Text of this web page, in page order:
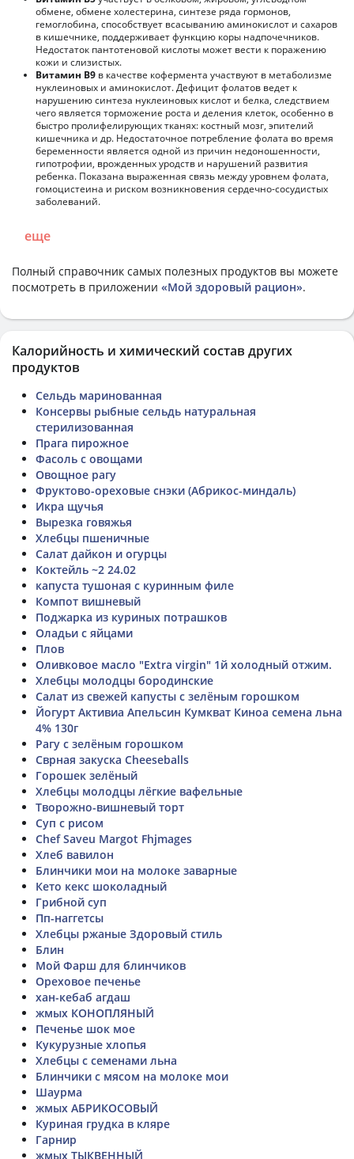
обмене, обмене холестерина, синтезе ряда гормонов,
гемоглобина, способствует всасыванию аминокислот и сахаров
в кишечнике, поддерживает функцию коры надпочечников.
Недостаток пантотеновой кислоты может вести к поражению
кожи и слизистых.
Витамин В9 в качестве кофермента участвуют в метаболизме
нуклеиновых и аминокислот. Дефицит фолатов ведет к
нарушению синтеза нуклеиновых кислот и белка, следствием
чего является торможение роста и деления клеток, особенно в
быстро пролифелирующих тканях: костный мозг, эпителий
кишечника и др. Недостаточное потребление фолата во время
беременности является одной из причин недоношенности,
гипотрофии, врожденных уродств и нарушений развития
ребенка. Показана выраженная связь между уровнем фолата,
гомоцистеина и риском возникновения сердечно-сосудистых
заболеваний.
еще
Полный справочник самых полезных продуктов вы можете
посмотреть в приложении «Мой здоровый рацион».
Калорийность и химический состав других
продуктов
Сельдь маринованная
Консервы рыбные сельдь натуральная
стерилизованная
Прага пирожное
Фасоль с овощами
Овощное рагу
Фруктово-ореховые снэки (Абрикос-миндаль)
Икра щучья
Вырезка говяжья
Хлебцы пшеничные
Салат дайкон и огурцы
Коктейль ~2 24.02
капуста тушоная с куринным филе
Компот вишневый
Поджарка из куриных потрашков
Оладьи с яйцами
Плов
Оливковое масло "Extra virgin" 1й холодный отжим.
Хлебцы молодцы бородинские
Салат из свежей капусты с зелёным горошком
Йогурт Активиа Апельсин Кумкват Киноа семена льна
4% 130г
Рагу с зелёным горошком
Сврная закуска Cheeseballs
Горошек зелёный
Хлебцы молодцы лёгкие вафельные
Творожно-вишневый торт
Суп с рисом
Chef Saveu Margot Fhjmages
Хлеб вавилон
Блинчики мои на молоке заварные
Кето кекс шоколадный
Грибной суп
Пп-наггетсы
Хлебцы ржаные Здоровый стиль
Блин
Мой Фарш для блинчиков
Ореховое печенье
хан-кебаб агдаш
жмых КОНОПЛЯНЫЙ
Печенье шок мое
Кукурузные хлопья
Хлебцы с семенами льна
Блинчики с мясом на молоке мои
Шаурма
жмых АБРИКОСОВЫЙ
Куриная грудка в кляре
Гарнир
жмых ТЫКВЕННЫЙ